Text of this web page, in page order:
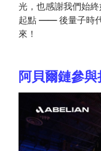
光，也感謝我們始
起點 —— 後量子時
來！
阿貝爾鏈參